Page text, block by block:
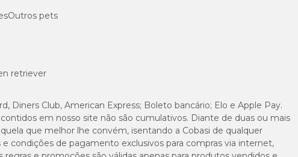
Outros pets
retriever
Diners Club, American Express; Boleto bancário; Elo e Apple Pay.
em nosso site não são cumulativos. Diante de duas ou mais
que melhor lhe convém, isentando a Cobasi de qualquer
condições de pagamento exclusivos para compras via internet,